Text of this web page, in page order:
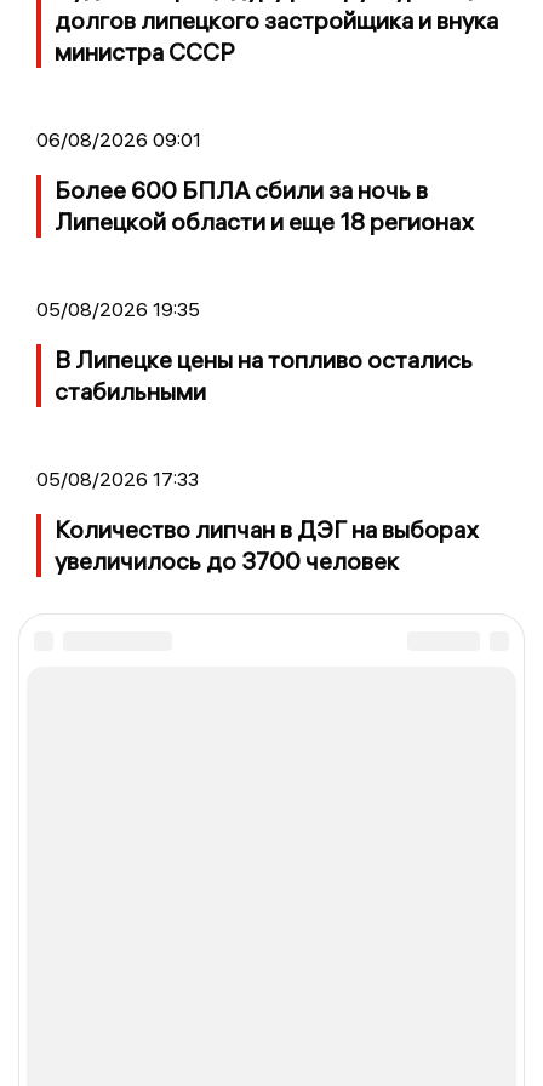
долгов липецкого застройщика и внука
министра СССР
06/08/2026 09:01
Более 600 БПЛА сбили за ночь в
Липецкой области и еще 18 регионах
05/08/2026 19:35
В Липецке цены на топливо остались
стабильными
05/08/2026 17:33
Количество липчан в ДЭГ на выборах
увеличилось до 3700 человек